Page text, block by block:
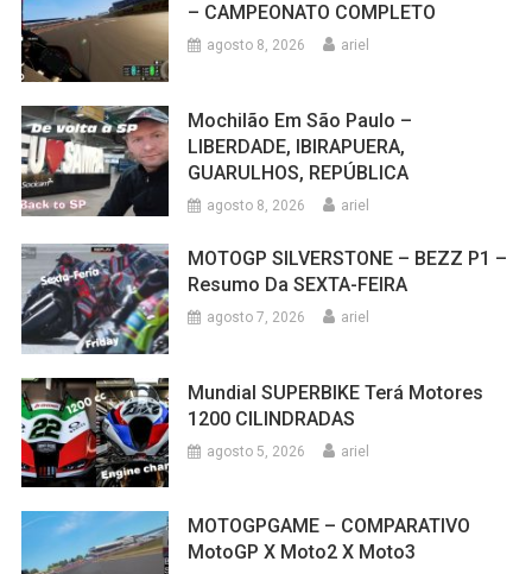
– CAMPEONATO COMPLETO
agosto 8, 2026 ariel
Mochilão Em São Paulo –
LIBERDADE, IBIRAPUERA,
GUARULHOS, REPÚBLICA
agosto 8, 2026 ariel
MOTOGP SILVERSTONE – BEZZ P1 –
Resumo Da SEXTA-FEIRA
agosto 7, 2026 ariel
Mundial SUPERBIKE Terá Motores
1200 CILINDRADAS
agosto 5, 2026 ariel
MOTOGPGAME – COMPARATIVO
MotoGP X Moto2 X Moto3